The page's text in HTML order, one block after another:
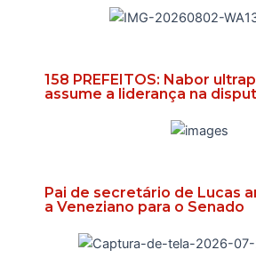
158 PREFEITOS: Nabor
assume a liderança na
Pai de secretário de Lucas
a Veneziano para o Senado